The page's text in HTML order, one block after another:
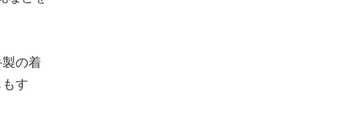
の着
す